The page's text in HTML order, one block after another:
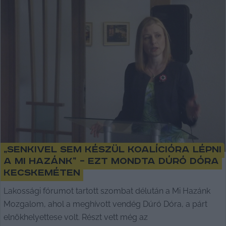
„Senkivel sem készül koalícióra lépni
a Mi Hazánk” – ezt mondta Dúró Dóra
Kecskeméten
Lakossági fórumot tartott szombat délután a Mi Hazánk
Mozgalom, ahol a meghívott vendég Dúró Dóra, a párt
elnökhelyettese volt. Részt vett még az